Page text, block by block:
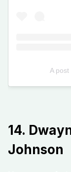
14.
Johnson